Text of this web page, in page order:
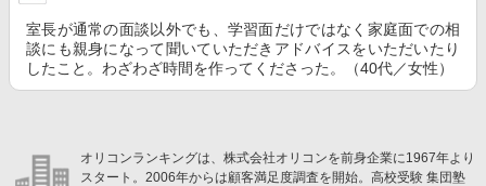
室長が通常の面談以外でも、学習面だけではなく家庭面での相
談にも親身になって聞いていただきアドバイスをいただいたり
したこと。わざわざ時間を作ってくださった。（40代／女性）
オリコンランキングは、株式会社オリコンを前身企業に1967年より
スタート。2006年からは顧客満足度調査を開始。高校受験 集団塾